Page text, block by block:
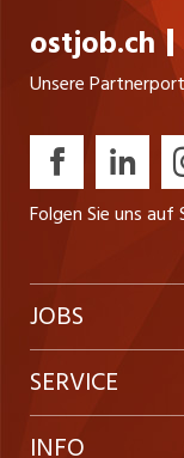
ostjob.ch
Unsere
Folgen Sie uns auf
JOBS
Jobabo abonnieren
Neue Stellen
SERVICE
Kundenlogin
INFO